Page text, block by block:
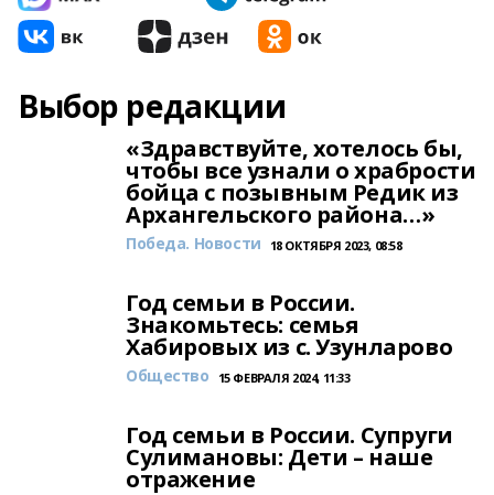
Выбор редакции
«Здравствуйте, хотелось бы,
чтобы все узнали о храбрости
бойца с позывным Редик из
Архангельского района…»
Победа. Новости 18 ОКТЯБРЯ 2023, 08:58
Год семьи в России.
Знакомьтесь: семья
Хабировых из с. Узунларово
Общество 15 ФЕВРАЛЯ 2024, 11:33
Год семьи в России. Супруги
Сулимановы: Дети – наше
отражение